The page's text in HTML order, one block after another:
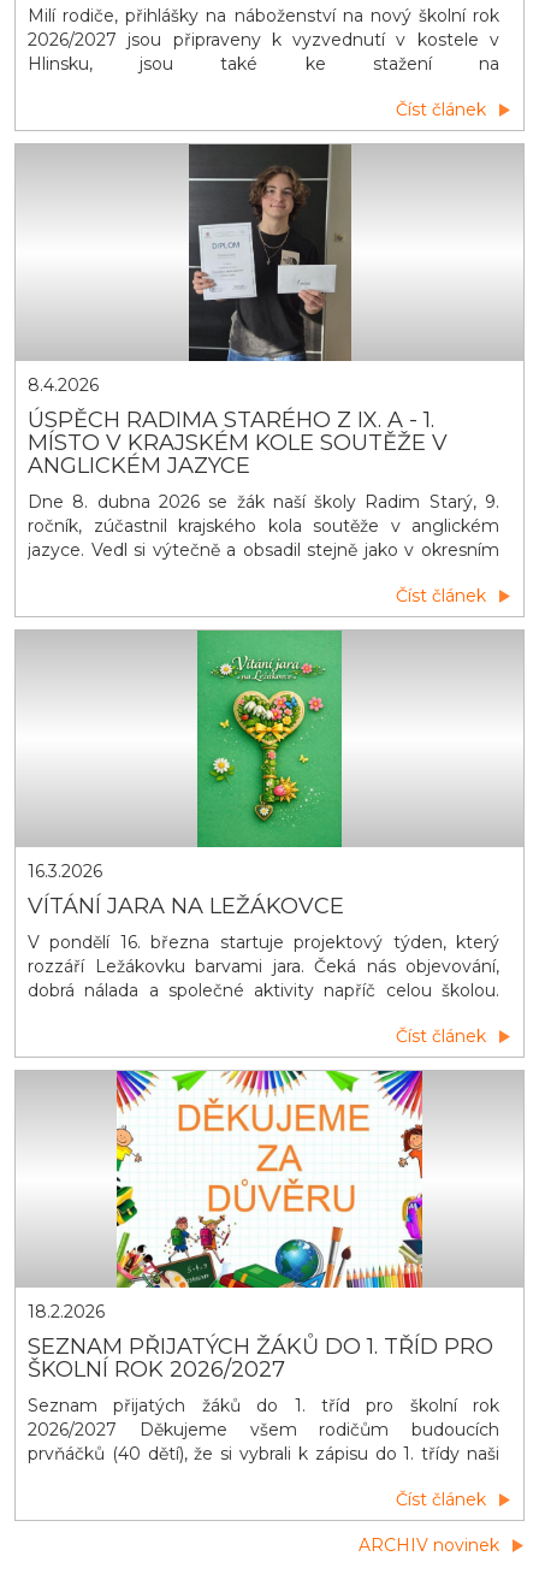
Milí rodiče, přihlášky na náboženství na nový školní rok
2026/2027 jsou připraveny k vyzvednutí v kostele v
Hlinsku, jsou také ke stažení na
prosíme, na faru v Hlinsku do 14. června 2026. Podle
odevzdaných přihlášek budou vytvořeny skupiny a
rozvrh výuky náboženství. Výuky náboženství v Hlinsku
se mohou účastnit žáci ze všec
Číst článek
8.4.2026
ÚSPĚCH RADIMA STARÉHO Z IX. A - 1.
MÍSTO V KRAJSKÉM KOLE SOUTĚŽE V
ANGLICKÉM JAZYCE
Dne 8. dubna 2026 se žák naší školy Radim Starý, 9.
ročník, zúčastnil krajského kola soutěže v anglickém
jazyce. Vedl si výtečně a obsadil stejně jako v okresním
Praze. Patří mu veliké díky s přáním dalších úspěchů.
Číst článek
16.3.2026
VÍTÁNÍ JARA NA LEŽÁKOVCE
V pondělí 16. března startuje projektový týden, který
rozzáří Ležákovku barvami jara. Čeká nás objevování,
dobrá nálada a společné aktivity napříč celou školou.
zelenou svačinku, vyzdobit třídu do zelena. Každá třída
získá svůj symbolický jarní klíč, který se objeví na dveřích
učebny. Není to obyčejn&yacu
Číst článek
18.2.2026
SEZNAM PŘIJATÝCH ŽÁKŮ DO 1. TŘÍD PRO
ŠKOLNÍ ROK 2026/2027
Seznam přijatých žáků do 1. tříd pro školní rok
2026/2027 Děkujeme všem rodičům budoucích
prvňáčků (40 dětí), že si vybrali k zápisu do 1. třídy naši
třídy. První schůzka rodičů budoucích prvňáčků
proběhne během měsíce června. Třídní učitelky zašlou
během druhé poloviny května rodičům e-maily s
Číst článek
ARCHIV novinek